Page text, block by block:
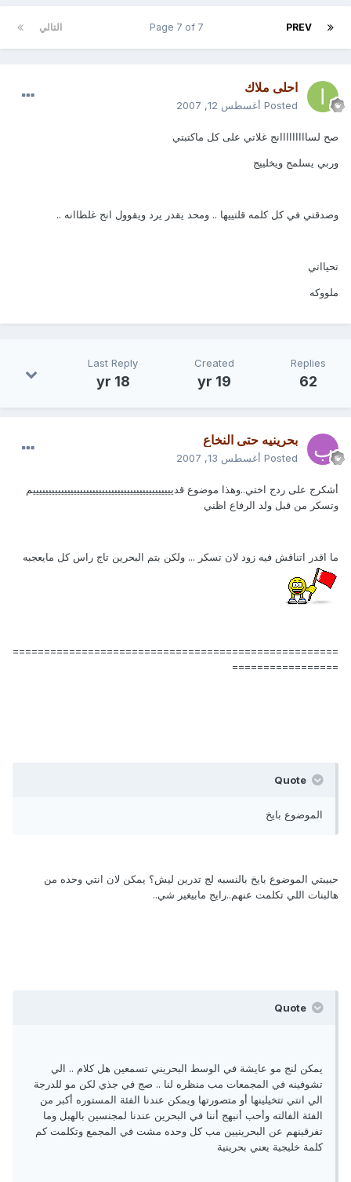
PREV التالي Page 7 of 7
احلى ملاك
Posted أغسطس 12, 2007
صح لسااااااااانج غلاتي على كل ماكتبتي
وربي يسلمج ويخلييج
وصدقتي في كل كلمه قلتييها .. ومحد يقدر يرد ويقوول انج غلطاانه ..
تحيااتي
ملووكه
Replies
62
Created
19 yr
Last Reply
18 yr
بحرينيه حتى النخاع
Posted أغسطس 13, 2007
أشكرج على ردج اختي..وهذا موضوع قديييييييييييييييييييييييييييييييييييييييييييييم
وتسكر من قبل ولد الرفاع اظني
ما اقدر اتناقش فيه زود لان تسكر ... ولكن بتم البحرين تاج راس كل مايعجبه
====================================================
=================
الموضوع بايخ
حبيبتي الموضوع بايخ بالنسبه لج تدرين ليش؟ يمكن لان انتي وحده من
هالبنات اللي تكلمت عنهم..رايج مابيغير شي..
يمكن لنج مو عايشة في الوسط البحريني تسمعين هل كلام .. الي
تشوفينه في المجمعات مب منظره لنا .. صج في جذي لكن مو للدرجة
الي انتي تتخيلينها أو متصورتها ويمكن عندنا الفئة المستوره أكبر من
الفئة الفالته وأحب أنبهج أننا في البحرين عندنا لمجنسين بالهبل وما
تفرقينهم عن البحرينيين مب كل وحده مشت في المجمع وتكلمت كم
كلمة خليجية يعني بحرينية